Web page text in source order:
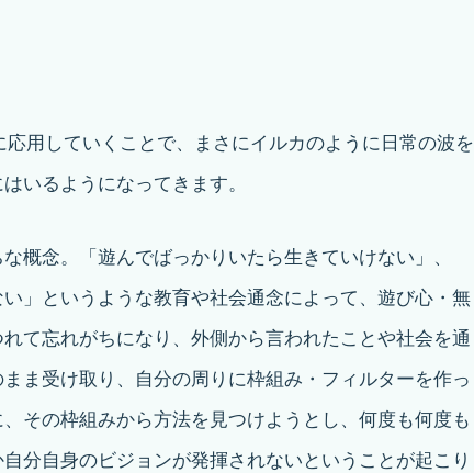
用していくことで、まさにイルカのように日常の波を
いるようになってきます。
概念。「遊んでばっかりいたら生きていけない」、
」というような教育や社会通念によって、遊び心・無
て忘れがちになり、外側から言われたことや社会を通
ま受け取り、自分の周りに枠組み・フィルターを作っ
その枠組みから方法を見つけようとし、何度も何度も
分自身のビジョンが発揮されないということが起こり